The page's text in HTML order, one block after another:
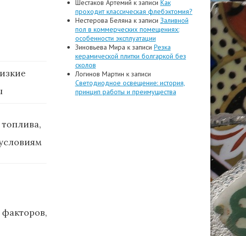
Шестаков Артемий к записи Как
проходит классическая флебэктомия?
Нестерова Беляна к записи Заливной
пол в коммерческих помещениях:
особенности эксплуатации
Зиновьева Мира к записи Резка
керамической плитки болгаркой без
сколов
Логинов Мартин к записи
Светодиодное освещение: история,
принцип работы и преимущества